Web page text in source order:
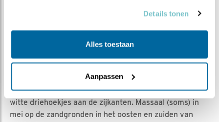
Details tonen
Alles toestaan
Aanpassen
Ze zijn er! Meikevers
Bewaar dit filmpje|
675x
Op de eerste warme dag in mei zijn er, zoals het hoort,
ineens volop meikevers voor de steenuilen. Meikevers
(MK) zijn groene bladetende kevers met opvallende
witte driehoekjes aan de zijkanten. Massaal (soms) in
mei op de zandgronden in het oosten en zuiden van